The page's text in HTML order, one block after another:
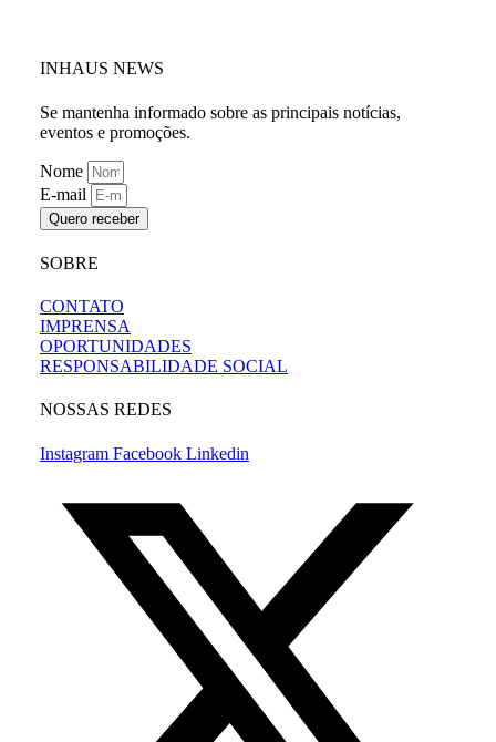
INHAUS NEWS
Se mantenha informado sobre as principais notícias,
eventos e promoções.
Nome
E-mail
Quero receber
SOBRE
CONTATO
IMPRENSA
OPORTUNIDADES
RESPONSABILIDADE SOCIAL
NOSSAS REDES
Instagram Facebook Linkedin